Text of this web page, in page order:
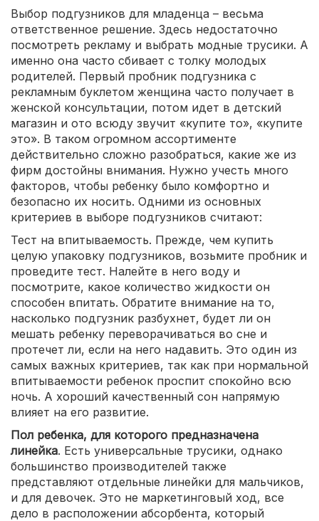
Выбор подгузников для младенца – весьма
ответственное решение. Здесь недостаточно
посмотреть рекламу и выбрать модные трусики. А
именно она часто сбивает с толку молодых
родителей. Первый пробник подгузника с
рекламным буклетом женщина часто получает в
женской консультации, потом идет в детский
магазин и ото всюду звучит «купите то», «купите
это». В таком огромном ассортименте
действительно сложно разобраться, какие же из
фирм достойны внимания. Нужно учесть много
факторов, чтобы ребенку было комфортно и
безопасно их носить. Одними из основных
критериев в выборе подгузников считают:
Тест на впитываемость. Прежде, чем купить
целую упаковку подгузников, возьмите пробник и
проведите тест. Налейте в него воду и
посмотрите, какое количество жидкости он
способен впитать. Обратите внимание на то,
насколько подгузник разбухнет, будет ли он
мешать ребенку переворачиваться во сне и
протечет ли, если на него надавить. Это один из
самых важных критериев, так как при нормальной
впитываемости ребенок проспит спокойно всю
ночь. А хороший качественный сон напрямую
влияет на его развитие.
Пол ребенка, для которого предназначена
линейка. Есть универсальные трусики, однако
большинство производителей также
представляют отдельные линейки для мальчиков,
и для девочек. Это не маркетинговый ход, все
дело в расположении абсорбента, который